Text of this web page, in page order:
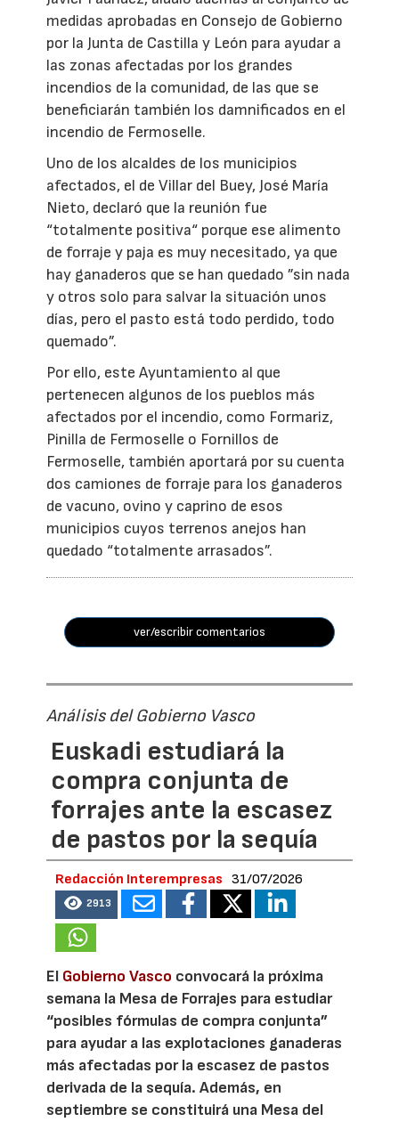
medidas aprobadas en Consejo de Gobierno
por la Junta de Castilla y León para ayudar a
las zonas afectadas por los grandes
incendios de la comunidad, de las que se
beneficiarán también los damnificados en el
incendio de Fermoselle.
Uno de los alcaldes de los municipios
afectados, el de Villar del Buey, José María
Nieto, declaró que la reunión fue
“totalmente positiva“ porque ese alimento
de forraje y paja es muy necesitado, ya que
hay ganaderos que se han quedado ”sin nada
y otros solo para salvar la situación unos
días, pero el pasto está todo perdido, todo
quemado”.
Por ello, este Ayuntamiento al que
pertenecen algunos de los pueblos más
afectados por el incendio, como Formariz,
Pinilla de Fermoselle o Fornillos de
Fermoselle, también aportará por su cuenta
dos camiones de forraje para los ganaderos
de vacuno, ovino y caprino de esos
municipios cuyos terrenos anejos han
quedado “totalmente arrasados”.
ver/escribir comentarios
Análisis del Gobierno Vasco
Euskadi estudiará la
compra conjunta de
forrajes ante la escasez
de pastos por la sequía
Redacción Interempresas 31/07/2026
2913
El Gobierno Vasco convocará la próxima
semana la Mesa de Forrajes para estudiar
“posibles fórmulas de compra conjunta”
para ayudar a las explotaciones ganaderas
más afectadas por la escasez de pastos
derivada de la sequía. Además, en
septiembre se constituirá una Mesa del